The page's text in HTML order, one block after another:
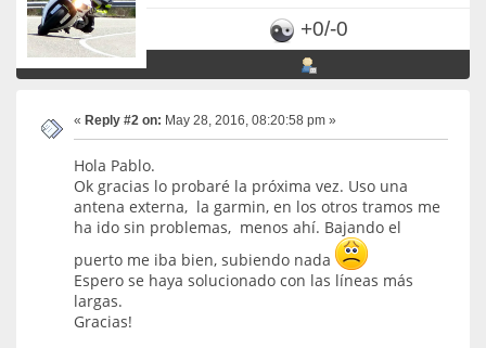
+0/-0
« Reply #2 on: May 28, 2016, 08:20:58 pm »
Hola Pablo.
Ok gracias lo probaré la próxima vez. Uso una
antena externa, la garmin, en los otros tramos me
ha ido sin problemas, menos ahí. Bajando el
puerto me iba bien, subiendo nada
Espero se haya solucionado con las líneas más
largas.
Gracias!